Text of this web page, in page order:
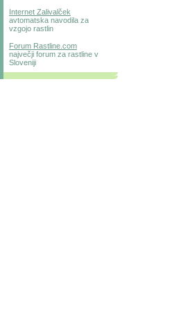
Internet Zalivalček
avtomatska navodila za
vzgojo rastlin
Forum Rastline.com
največji forum za rastline v
Sloveniji